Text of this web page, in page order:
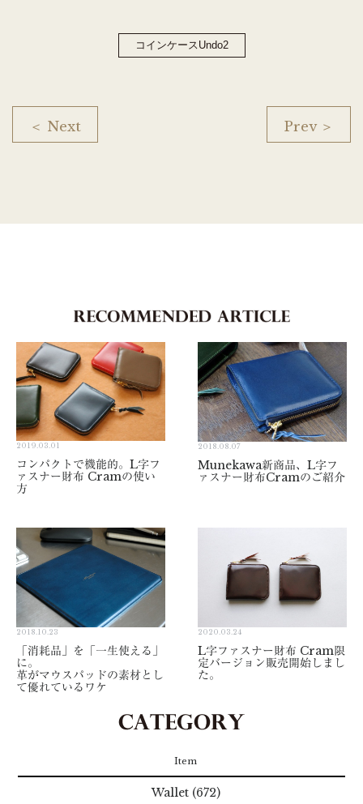
コインケースUndo2
＜ Next Prev ＞
2019.03.01
コンパクトで機能的。L字フ
ァスナー財布 Cramの使い
方
2018.08.07
Munekawa新商品、L字フ
ァスナー財布Cramのご紹介
2018.10.23
「消耗品」を「一生使える」
に。
革がマウスパッドの素材とし
て優れているワケ
2020.03.24
L字ファスナー財布 Cram限
定バージョン販売開始しまし
た。
Item
Wallet (672)